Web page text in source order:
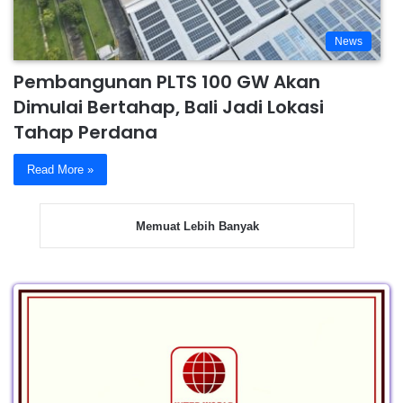
News
Pembangunan PLTS 100 GW Akan
Dimulai Bertahap, Bali Jadi Lokasi
Tahap Perdana
Read More »
Memuat Lebih Banyak